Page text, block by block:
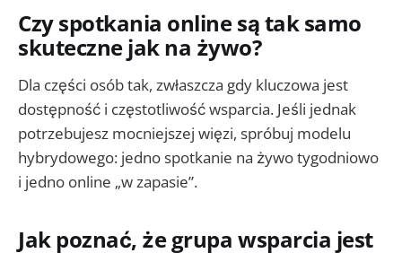
Czy spotkania online są tak samo
skuteczne jak na żywo?
Dla części osób tak, zwłaszcza gdy kluczowa jest
dostępność i częstotliwość wsparcia. Jeśli jednak
potrzebujesz mocniejszej więzi, spróbuj modelu
hybrydowego: jedno spotkanie na żywo tygodniowo
i jedno online „w zapasie”.
Jak poznać, że grupa wsparcia jest